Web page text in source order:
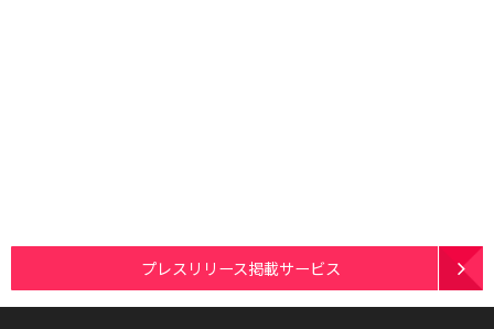
プレスリリース掲載サービス